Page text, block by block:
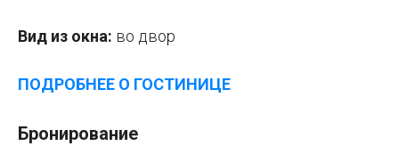
Вид из окна: во двор
ПОДРОБНЕЕ О ГОСТИНИЦЕ
Бронирование